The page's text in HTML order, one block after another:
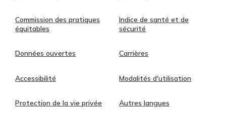
Commission des pratiques
équitables
Indice de santé et de
sécurité
Données ouvertes Carrières
Accessibilité Modalités d'utilisation
Protection de la vie privée Autres langues